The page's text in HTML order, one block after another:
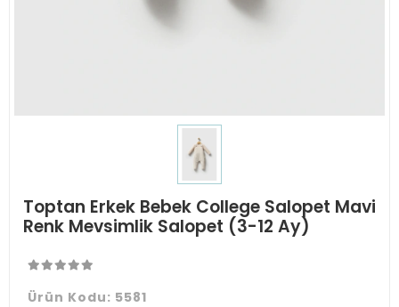
Toptan Erkek Bebek College Salopet Mavi
Renk Mevsimlik Salopet (3-12 Ay)
Ürün Kodu: 5581